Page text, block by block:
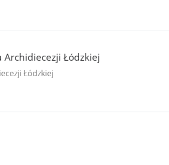
Archidiecezji Łódzkiej
Łódzkiej